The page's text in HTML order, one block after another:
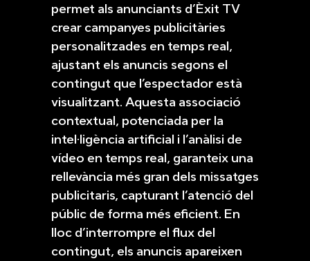
permet als anunciants d’Èxit TV
crear campanyes publicitàries
personalitzades en temps real,
ajustant els anuncis segons el
contingut que l’espectador està
visualitzant. Aquesta associació
contextual, potenciada per la
intel·ligència artificial i l’anàlisi de
vídeo en temps real, garanteix una
rellevància més gran dels missatges
publicitaris, capturant l’atenció del
públic de forma més eficient. En
lloc d’interrompre el flux del
contingut, els anuncis apareixen